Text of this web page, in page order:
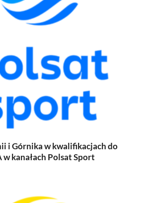
i Górnika w kwalifikacjach do
w kanałach Polsat Sport